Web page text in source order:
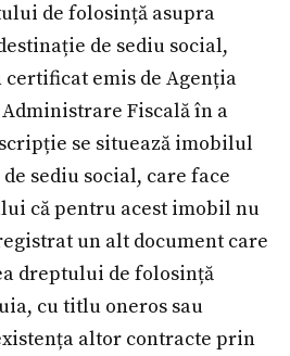
de folosință asupra
de sediu social,
certificat emis de Agenția
Fiscală în a
se situează imobilul
sediu social, care face
că pentru acest imobil nu
un alt document care
dreptului de folosință
cu titlu oneros sau
altor contracte prin